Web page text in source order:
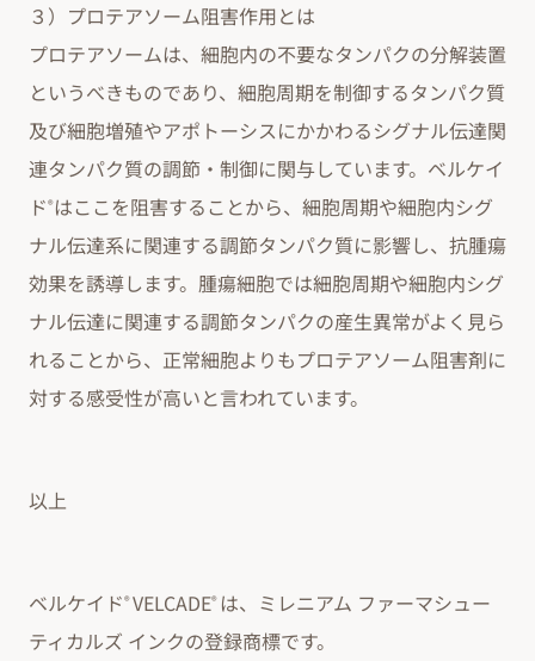
３）プロテアソーム阻害作用とは
プロテアソームは、細胞内の不要なタンパクの分解装置
というべきものであり、細胞周期を制御するタンパク質
及び細胞増殖やアポトーシスにかかわるシグナル伝達関
連タンパク質の調節・制御に関与しています。ベルケイ
ド®はここを阻害することから、細胞周期や細胞内シグ
ナル伝達系に関連する調節タンパク質に影響し、抗腫瘍
効果を誘導します。腫瘍細胞では細胞周期や細胞内シグ
ナル伝達に関連する調節タンパクの産生異常がよく見ら
れることから、正常細胞よりもプロテアソーム阻害剤に
対する感受性が高いと言われています。
以上
ベルケイド®VELCADE® は、ミレニアム ファーマシュー
ティカルズ インクの登録商標です。